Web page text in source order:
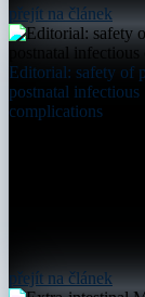
přejít na článek
Editorial: safety of
postnatal infectious
complications
přejít na článek